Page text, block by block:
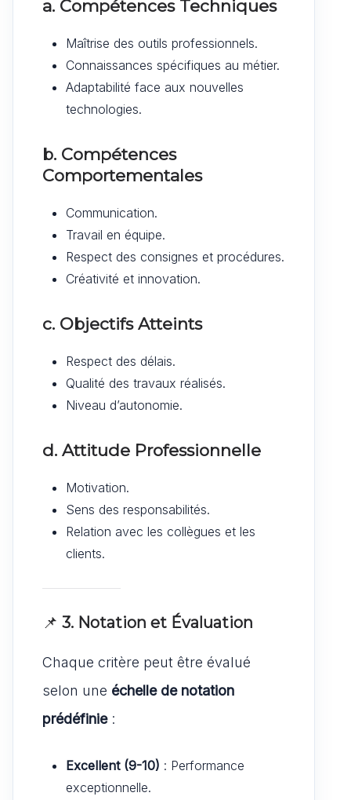
a. Compétences Techniques
Maîtrise des outils professionnels.
Connaissances spécifiques au métier.
Adaptabilité face aux nouvelles
technologies.
b. Compétences
Comportementales
Communication.
Travail en équipe.
Respect des consignes et procédures.
Créativité et innovation.
c. Objectifs Atteints
Respect des délais.
Qualité des travaux réalisés.
Niveau d’autonomie.
d. Attitude Professionnelle
Motivation.
Sens des responsabilités.
Relation avec les collègues et les
clients.
📌 3. Notation et Évaluation
Chaque critère peut être évalué
selon une échelle de notation
prédéfinie:
Excellent (9-10) : Performance
exceptionnelle.